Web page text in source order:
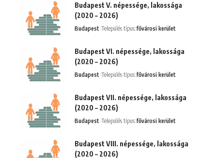
Budapest V. népessége, lakossága
(2020 – 2026)
Budapest Település típus:fővárosi kerület
Budapest VI. népessége, lakossága
(2020 – 2026)
Budapest Település típus:fővárosi kerület
Budapest VII. népessége, lakossága
(2020 – 2026)
Budapest Település típus:fővárosi kerület
Budapest VIII. népessége, lakossága
(2020 – 2026)